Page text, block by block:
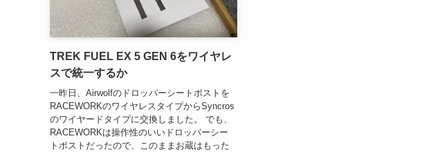
TREK FUEL EX 5 GEN 6をワイヤレ
スで統一するか
一昨日、Airwolfのドロッパーシートポストを
RACEWORKのワイヤレスタイプからSyncros
のワイヤードタイプに交換しました。 でも、
RACEWORKは操作性のいいドロッパーシー
トポストだったので、このままお蔵はもった